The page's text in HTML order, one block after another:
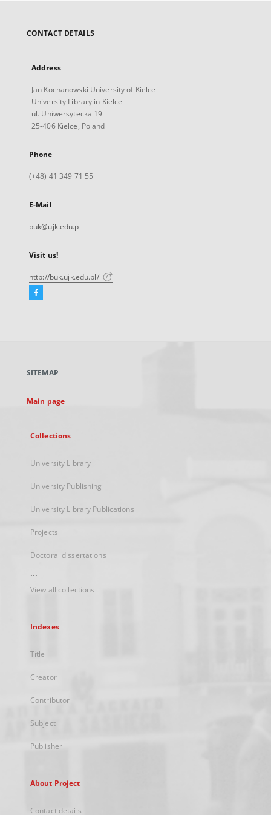
CONTACT DETAILS
Address
Jan Kochanowski University of Kielce
University Library in Kielce
ul. Uniwersytecka 19
25-406 Kielce, Poland
Phone
(+48) 41 349 71 55
E-Mail
buk@ujk.edu.pl
Visit us!
http://buk.ujk.edu.pl/
Facebook
new
SITEMAP
Main page
Collections
University Library
University Publishing
University Library Publications
Projects
Doctoral dissertations
...
View all collections
Indexes
Title
Creator
Contributor
Subject
Publisher
About Project
Contact details